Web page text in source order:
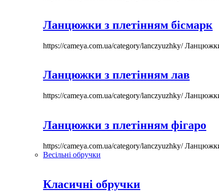
Ланцюжки з плетінням бісмарк
https://cameya.com.ua/category/lanczyuzhky/
Ланцюжки з плетінням лав
https://cameya.com.ua/category/lanczyuzhky/
Ланцюжки з плетінням фігаро
https://cameya.com.ua/category/lanczyuzhky/
Весільні обручки
Класичні обручки